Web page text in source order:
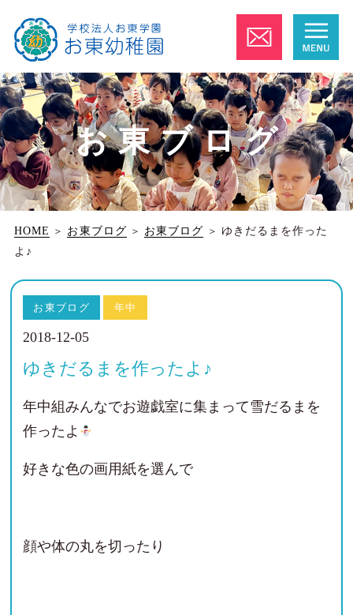
お東ブログ
HOME ＞ お東ブログ ＞ お東ブログ ＞ ゆきだるまを作った
よ♪
お東ブログ 年中
2018-12-05
ゆきだるまを作ったよ♪
年中組みんなでお遊戯室に集まって雪だるまを
作ったよ
好きな色の画用紙を選んで
顔や体の丸を切ったり